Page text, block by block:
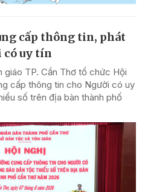
cấp thông tin, phát
có uy tín
giáo TP. Cần Thơ tổ chức Hội
cấp thông tin cho Người có uy
số trên địa bàn thành phố